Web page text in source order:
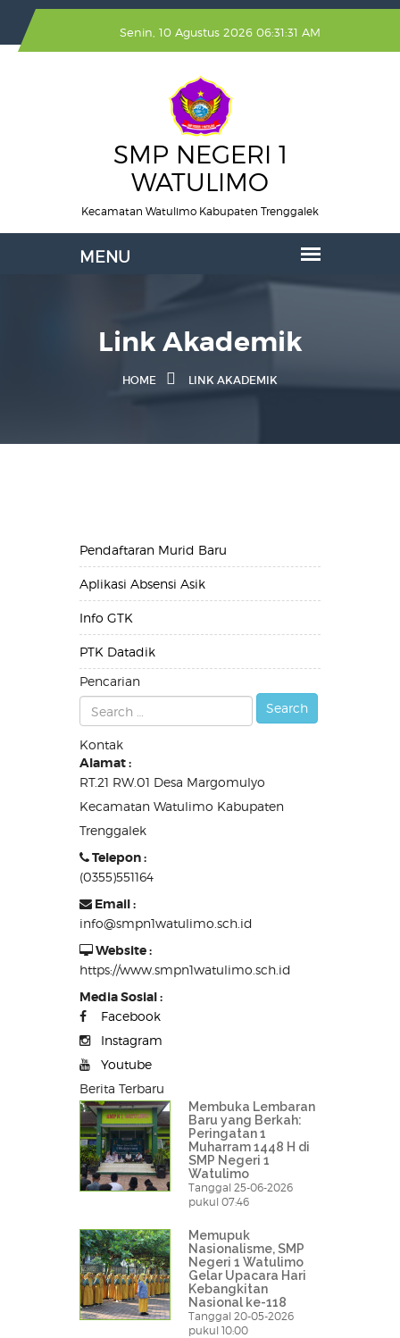
Senin, 10 Agustus 2026 06:31:31 AM
SMP NEGERI 1
WATULIMO
Kecamatan Watulimo Kabupaten Trenggalek
Link Akademik
HOME LINK AKADEMIK
Pendaftaran Murid Baru
Aplikasi Absensi Asik
Info GTK
PTK Datadik
Pencarian
Kontak
Alamat :
RT.21 RW.01 Desa Margomulyo
Kecamatan Watulimo Kabupaten
Trenggalek
Telepon :
(0355)551164
Email :
info@smpn1watulimo.sch.id
Website :
https://www.smpn1watulimo.sch.id
Media Sosial :
Facebook
Instagram
Youtube
Berita Terbaru
Membuka Lembaran
Baru yang Berkah:
Peringatan 1
Muharram 1448 H di
SMP Negeri 1
Watulimo
Tanggal 25-06-2026
pukul 07:46
Memupuk
Nasionalisme, SMP
Negeri 1 Watulimo
Gelar Upacara Hari
Kebangkitan
Nasional ke-118
Tanggal 20-05-2026
pukul 10:00